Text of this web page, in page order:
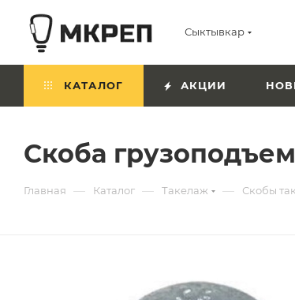
Сыктывкар
КАТАЛОГ АКЦИИ
Скоба
Главная — Каталог — Такелаж — Скобы